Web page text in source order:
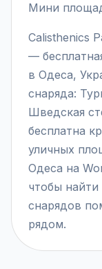
Мини
Calisthenics
—
в Одеса,
снаряда:
Шведская
бесплатна
уличных
Одеса на
чтобы найти
снарядов
рядом.